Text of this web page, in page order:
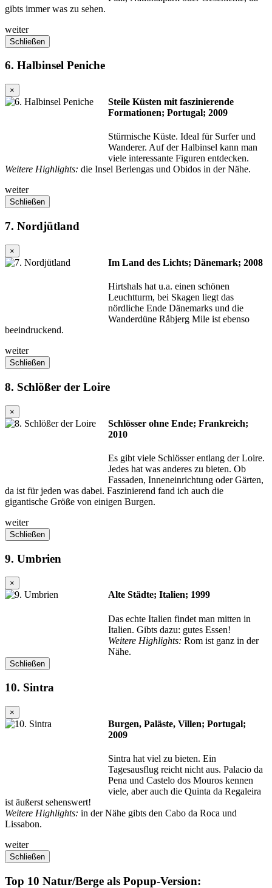
gibts immer was zu sehen.
weiter
Schließen
6. Halbinsel Peniche
×
Steile Küsten mit faszinierende
Formationen; Portugal; 2009
Stürmische Küste. Ideal für Surfer und
Wanderer. Auf der Halbinsel kann man
viele interessante Figuren entdecken.
Weitere Highlights: die Insel Berlengas und Obidos in der Nähe.
weiter
Schließen
7. Nordjütland
×
Im Land des Lichts; Dänemark; 2008
Hirtshals hat u.a. einen schönen
Leuchtturm, bei Skagen liegt das
nördliche Ende Dänemarks und die
Wanderdüne Råbjerg Mile ist ebenso
beeindruckend.
weiter
Schließen
8. Schlößer der Loire
×
Schlösser ohne Ende; Frankreich;
2010
Es gibt viele Schlösser entlang der Loire.
Jedes hat was anderes zu bieten. Ob
Fassaden, Inneneinrichtung oder Gärten,
da ist für jeden was dabei. Faszinierend fand ich auch die
gigantische Größe von einigen Burgen.
weiter
Schließen
9. Umbrien
×
Alte Städte; Italien; 1999
Das echte Italien findet man mitten in
Italien. Gibts dazu: gutes Essen!
Weitere Highlights: Rom ist ganz in der
Nähe.
Schließen
10. Sintra
×
Burgen, Paläste, Villen; Portugal;
2009
Sintra hat viel zu bieten. Ein
Tagesausflug reicht nicht aus. Palacio da
Pena und Castelo dos Mouros kennen
viele, aber auch die Quinta da Regaleira
ist äußerst sehenswert!
Weitere Highlights: in der Nähe gibts den Cabo da Roca und
Lissabon.
weiter
Schließen
Top 10 Natur/Berge als Popup-Version: